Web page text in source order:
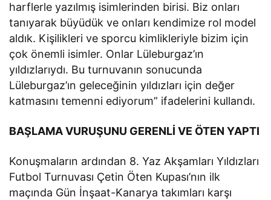
harflerle yazılmış isimlerinden birisi. Biz onları
tanıyarak büyüdük ve onları kendimize rol model
aldık. Kişilikleri ve sporcu kimlikleriyle bizim için
çok önemli isimler. Onlar Lüleburgaz’ın
yıldızlarıydı. Bu turnuvanın sonucunda
Lüleburgaz’ın geleceğinin yıldızları için değer
katmasını temenni ediyorum” ifadelerini kullandı.
BAŞLAMA VURUŞUNU GERENLİ VE ÖTEN YAPTI
Konuşmaların ardından 8. Yaz Akşamları Yıldızları
Futbol Turnuvası Çetin Öten Kupası’nın ilk
maçında Gün İnşaat-Kanarya takımları karşı